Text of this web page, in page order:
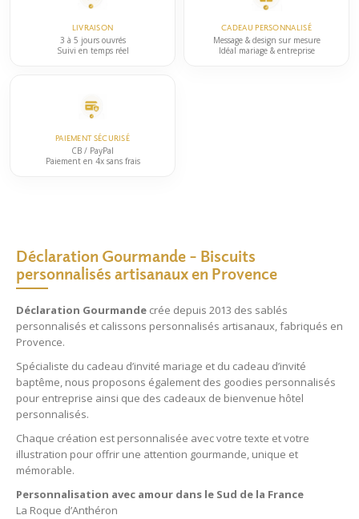
du
produit
LIVRAISON
3 à 5 jours ouvrés
Suivi en temps réel
CADEAU PERSONNALISÉ
Message & design sur mesure
Idéal mariage & entreprise
PAIEMENT SÉCURISÉ
CB / PayPal
Paiement en 4x sans frais
Déclaration Gourmande – Biscuits
personnalisés artisanaux en Provence
Déclaration Gourmande crée depuis 2013 des sablés
personnalisés et calissons personnalisés artisanaux, fabriqués en
Provence.
Spécialiste du cadeau d’invité mariage et du cadeau d’invité
baptême, nous proposons également des goodies personnalisés
pour entreprise ainsi que des cadeaux de bienvenue hôtel
personnalisés.
Chaque création est personnalisée avec votre texte et votre
illustration pour offrir une attention gourmande, unique et
mémorable.
Personnalisation avec amour dans le Sud de la France
La Roque d’Anthéron